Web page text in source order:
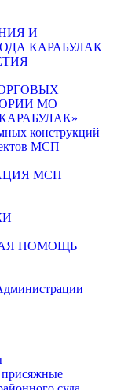
И
КАРАБУЛАК
МО
конструкций
МСП
МСП
ПОМОЩЬ
присяжные